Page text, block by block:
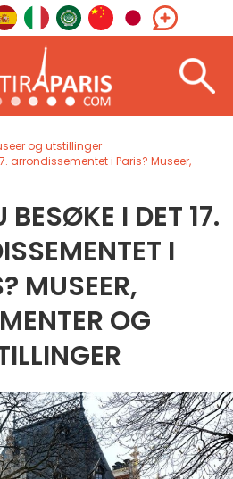
og utstillinger
arrondissementet i Paris? Museer,
I DET 17.
I
MUSEER,
OG